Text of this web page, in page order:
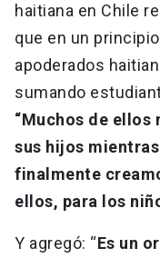
haitiana en Chile
que en un
apoderados
sumando
“Muchos de ellos
sus hijos
finalmente
ellos, para los
Y agregó: “Es un